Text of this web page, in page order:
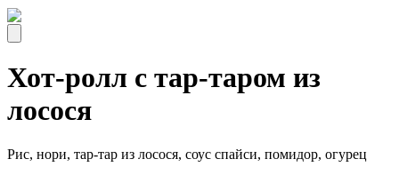
Хот-ролл с тар-таром из
лосося
Рис, нори, тар-тар из лосося, соус спайси, помидор, огурец